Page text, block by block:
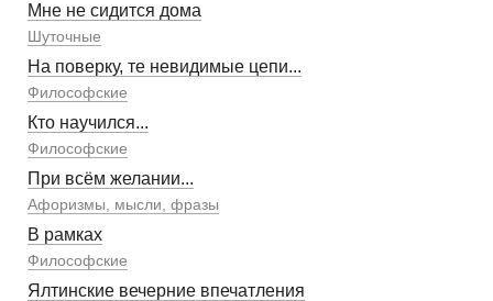
Мне не сидится дома
Шуточные
На поверку, те невидимые цепи...
Философские
Кто научился...
Философские
При всём желании...
Афоризмы, мысли, фразы
В рамках
Философские
Ялтинские вечерние впечатления